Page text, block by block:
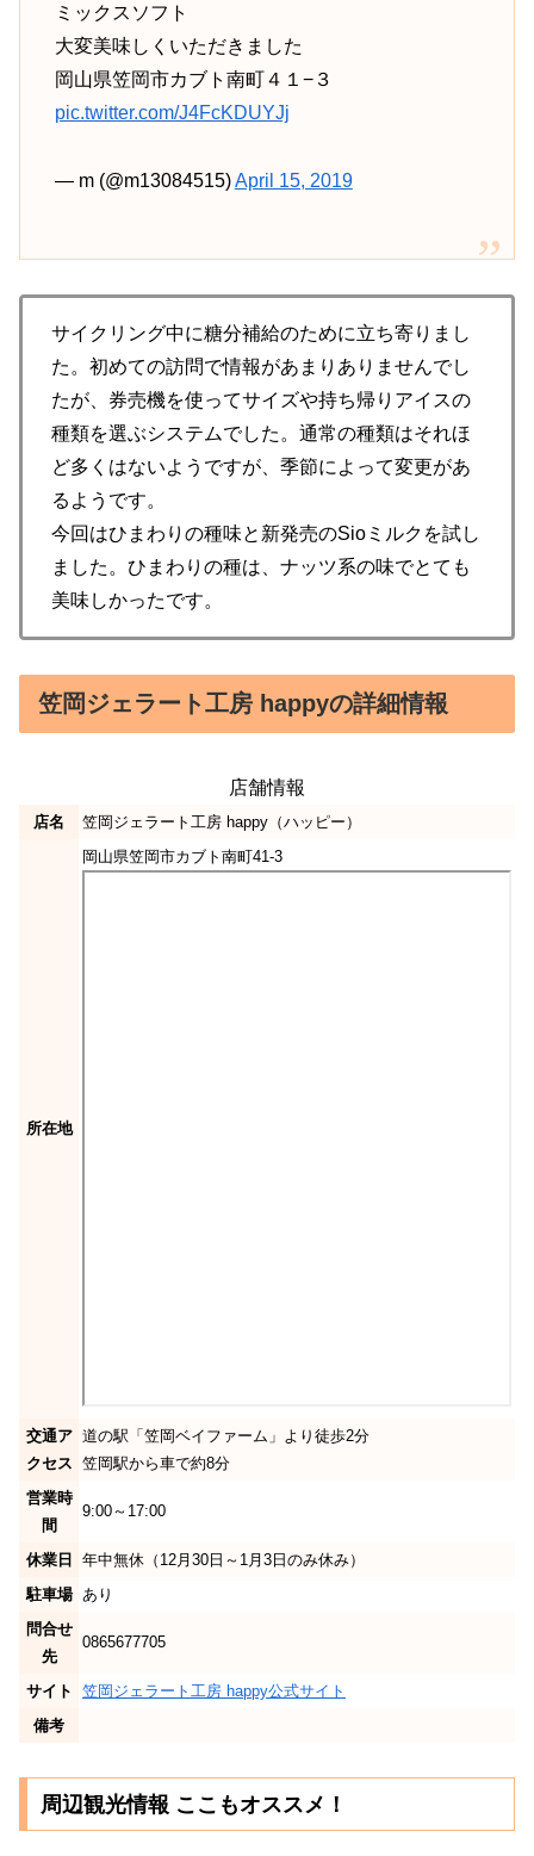
ミックスソフト
大変美味しくいただきました
岡山県笠岡市カブト南町４１−３
pic.twitter.com/J4FcKDUYJj
— m (@m13084515)April 15, 2019
サイクリング中に糖分補給のために立ち寄りまし
た。初めての訪問で情報があまりありませんでし
たが、券売機を使ってサイズや持ち帰りアイスの
種類を選ぶシステムでした。通常の種類はそれほ
ど多くはないようですが、季節によって変更があ
るようです。
今回はひまわりの種味と新発売のSioミルクを試し
ました。ひまわりの種は、ナッツ系の味でとても
美味しかったです。
笠岡ジェラート工房 happyの詳細情報
店舗情報
店名 笠岡ジェラート工房 happy（ハッピー）
所在地
岡山県笠岡市カブト南町41-3
交通ア
クセス
道の駅「笠岡ベイファーム」より徒歩2分
笠岡駅から車で約8分
営業時
間
9:00～17:00
休業日
年中無休（12月30日～1月3日のみ休み）
駐車場 あり
問合せ
先
0865677705
サイト
笠岡ジェラート工房 happy公式サイト
備考
周辺観光情報 ここもオススメ！